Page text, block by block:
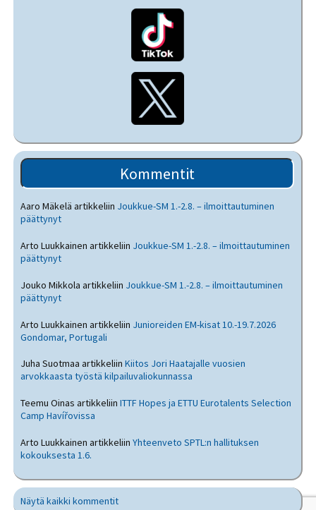
Kommentit
Aaro Mäkelä artikkeliin Joukkue-SM 1.-2.8. – ilmoittautuminen
päättynyt
Arto Luukkainen artikkeliin Joukkue-SM 1.-2.8. – ilmoittautuminen
päättynyt
Jouko Mikkola artikkeliin Joukkue-SM 1.-2.8. – ilmoittautuminen
päättynyt
Arto Luukkainen artikkeliin Junioreiden EM-kisat 10.-19.7.2026
Gondomar, Portugali
Juha Suotmaa artikkeliinKiitos Jori Haatajalle vuosien
arvokkaasta työstä kilpailuvaliokunnassa
Teemu Oinas artikkeliinITTF Hopes ja ETTU Eurotalents Selection
Camp Havířovissa
Arto Luukkainen artikkeliinYhteenveto SPTL:n hallituksen
kokouksesta 1.6.
Näytä kaikki kommentit